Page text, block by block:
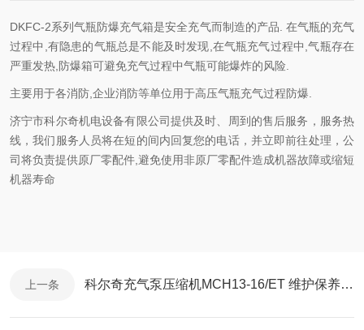
DKFC-2系列气瓶防爆充气箱是安全充气而制造的产品 . 在气瓶的充气
过程中,有隐患的气瓶总是不能及时发现 在气瓶充气过程中,气瓶存在
严重发热, 防爆箱可避免充气过程中气瓶可能爆炸的风险.
主要用于各消防 ,企业消防等单位用于高压气瓶充气过程防爆.
济宁市科尔奇机电设备有限公司提供及时、周到的售后服务， 服务热
线，我们服务人员将在短的间内回复您的电话，并立即前往处理，公
司将负责提供原厂零配件 避免使用非原厂零配件造成机器故障或缩短
机器寿命
上一条 科尔奇充气泵压缩机MCH13-16/ET 维护保养周期